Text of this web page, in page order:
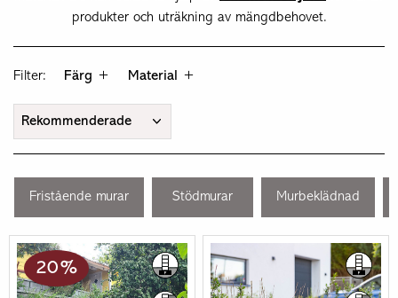
produkter och uträkning av mängdbehovet.
Filter: Färg Material
Fristående murar Stödmurar Murbeklädnad
20 %